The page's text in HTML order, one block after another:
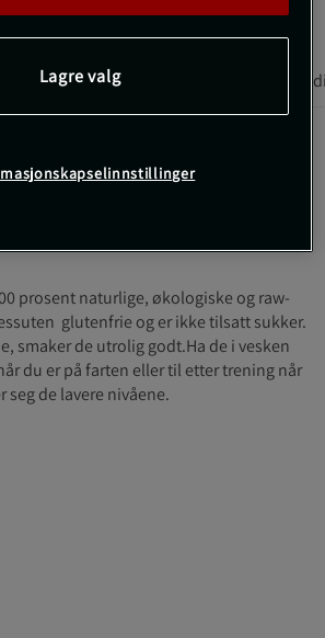
(5) Næringsinformasjon &
Like gode som sunne!
prosent naturlige, økologiske og raw-
glutenfrie og er ikke tilsatt sukker.
smaker de utrolig godt.Ha de i vesken
du er på farten eller til etter trening når
de lavere nivåene.
Lagre valg